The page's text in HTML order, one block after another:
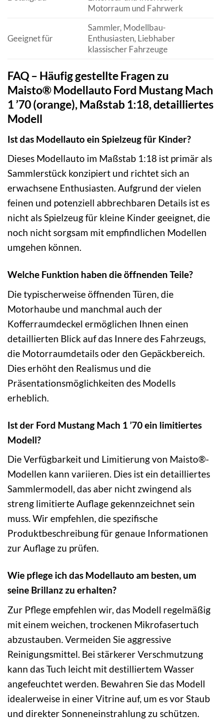
Motorraum und Fahrwerk
Geeignet für
Sammler, Modellbau-
Enthusiasten, Liebhaber
klassischer Fahrzeuge
FAQ – Häufig gestellte Fragen zu
Maisto® Modellauto Ford Mustang Mach
1 ’70 (orange), Maßstab 1:18, detailliertes
Modell
Ist das Modellauto ein Spielzeug für Kinder?
Dieses Modellauto im Maßstab 1:18 ist primär als
Sammlerstück konzipiert und richtet sich an
erwachsene Enthusiasten. Aufgrund der vielen
feinen und potenziell abbrechbaren Details ist es
nicht als Spielzeug für kleine Kinder geeignet, die
noch nicht sorgsam mit empfindlichen Modellen
umgehen können.
Welche Funktion haben die öffnenden Teile?
Die typischerweise öffnenden Türen, die
Motorhaube und manchmal auch der
Kofferraumdeckel ermöglichen Ihnen einen
detaillierten Blick auf das Innere des Fahrzeugs,
die Motorraumdetails oder den Gepäckbereich.
Dies erhöht den Realismus und die
Präsentationsmöglichkeiten des Modells
erheblich.
Ist der Ford Mustang Mach 1 ’70 ein limitiertes
Modell?
Die Verfügbarkeit und Limitierung von Maisto®-
Modellen kann variieren. Dies ist ein detailliertes
Sammlermodell, das aber nicht zwingend als
streng limitierte Auflage gekennzeichnet sein
muss. Wir empfehlen, die spezifische
Produktbeschreibung für genaue Informationen
zur Auflage zu prüfen.
Wie pflege ich das Modellauto am besten, um
seine Brillanz zu erhalten?
Zur Pflege empfehlen wir, das Modell regelmäßig
mit einem weichen, trockenen Mikrofasertuch
abzustauben. Vermeiden Sie aggressive
Reinigungsmittel. Bei stärkerer Verschmutzung
kann das Tuch leicht mit destilliertem Wasser
angefeuchtet werden. Bewahren Sie das Modell
idealerweise in einer Vitrine auf, um es vor Staub
und direkter Sonneneinstrahlung zu schützen.